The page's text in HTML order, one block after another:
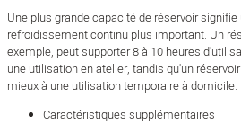
Une plus grande capacité de réservoir
refroidissement continu plus important. Un
exemple, peut supporter 8 à 10 heures
une utilisation en atelier, tandis qu'un
mieux à une utilisation temporaire à domicile.
Caractéristiques supplémentaires